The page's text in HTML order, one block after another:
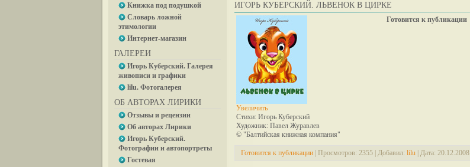
Книжка под подушкой
Словарь ложной
этимологии
Интернет-магазин
ГАЛЕРЕИ
Игорь Куберский. Галерея
живописи и графики
lilu. Фотогалерея
ОБ АВТОРАХ ЛИРИКИ
Отзывы и рецензии
Об авторах Лирики
Игорь Куберский.
Фотографии и автопортреты
Гостевая
ИГОРЬ КУБЕРСКИЙ. ЛЬВЕНОК В ЦИРКЕ
Увеличить
Стихи: Игорь Куберский
Художник: Павел Журавлев
© "Балтийская книжная компания"
Готовится к публикации
Готовится к публикации Просмотров: 2355 Добавил: lilu Дата: 20.12.2008